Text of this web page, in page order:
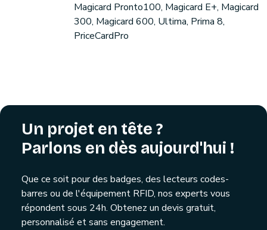
Magicard Pronto100, Magicard E+, Magicard
300, Magicard 600, Ultima, Prima 8,
PriceCardPro
Un projet en tête ?
Parlons en dès aujourd'hui !
Que ce soit pour des badges, des lecteurs codes-
barres ou de l'équipement RFID, nos experts vous
répondent sous 24h. Obtenez un devis gratuit,
personnalisé et sans engagement.